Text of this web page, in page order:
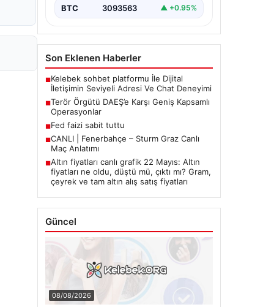
BTC 3093563 ▲ +0.95%
Son Eklenen Haberler
■Kelebek sohbet platformu İle Dijital
İletişimin Seviyeli Adresi Ve Chat Deneyimi
■Terör Örgütü DAEŞ’e Karşı Geniş Kapsamlı
Operasyonlar
■Fed faizi sabit tuttu
■CANLI | Fenerbahçe – Sturm Graz Canlı
Maç Anlatımı
■Altın fiyatları canlı grafik 22 Mayıs: Altın
fiyatları ne oldu, düştü mü, çıktı mı? Gram,
çeyrek ve tam altın alış satış fiyatları
Güncel
08/08/2026